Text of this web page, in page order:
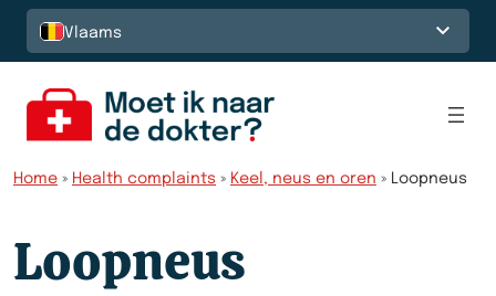
Spring naar de inhoud
Vlaams
Home » Health complaints » Keel, neus en oren » Loopneus
Loopneus